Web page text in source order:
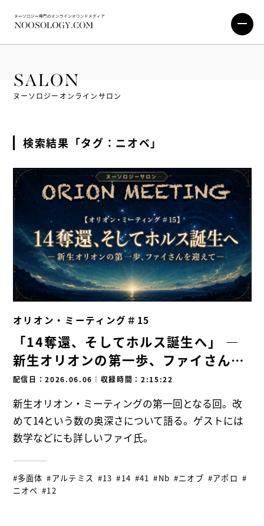
SALON
ヌーソロジーオンラインサロン
検索結果「タグ：ニオベ」
オリオン・ミーティング＃15
「14奪還、そしてホルス誕生へ」 ―
新生オリオンの第一歩、ファイさんを
迎えて—
配信日：2026.06.06 ｜ 収録時間：2:15:22
新生オリオン・ミーティングの第一回となる回。改
めて14という数の奥深さについて語る。ゲストには
数学などにも詳しいファイ氏。
#多面体 #アルテミス #13 #14 #41 #Nb #ニオブ #アポロ #
ニオベ #12